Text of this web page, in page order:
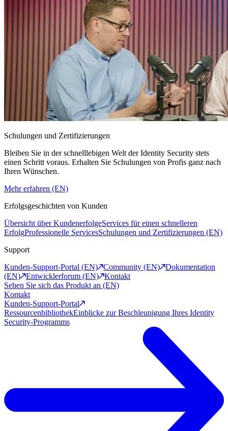
Schulungen und Zertifizierungen
Bleiben Sie in der schnelllebigen Welt der Identity Security stets
einen Schritt voraus. Erhalten Sie Schulungen von Profis ganz nach
Ihren Wünschen.
Mehr erfahren (EN)
Erfolgsgeschichten von Kunden
Übersicht über KundenerfolgeServices für einen schnelleren
ErfolgProfessionelle ServicesSchulungen und Zertifizierungen (EN)
Support
Kunden-Support-Portal (EN)
Community (EN)
Dokumentation
(EN)
Entwicklerforum (EN)
Kontakt
Sehen Sie sich das Produkt an (EN)
Kontakt
Kunden-Support-Portal
RessourcenbibliothekEinblicke zur Beschleunigung Ihres Identity
Security-Programms